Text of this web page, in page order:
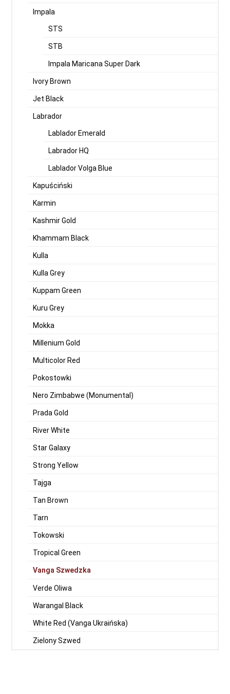
Impala
STS
STB
Impala Maricana Super Dark
Ivory Brown
Jet Black
Labrador
Lablador Emerald
Labrador HQ
Lablador Volga Blue
Kapuściński
Karmin
Kashmir Gold
Khammam Black
Kulla
Kulla Grey
Kuppam Green
Kuru Grey
Mokka
Millenium Gold
Multicolor Red
Pokostowki
Nero Zimbabwe (Monumental)
Prada Gold
River White
Star Galaxy
Strong Yellow
Tajga
Tan Brown
Tarn
Tokowski
Tropical Green
Vanga Szwedzka
Verde Oliwa
Warangal Black
White Red (Vanga Ukraińska)
Zielony Szwed